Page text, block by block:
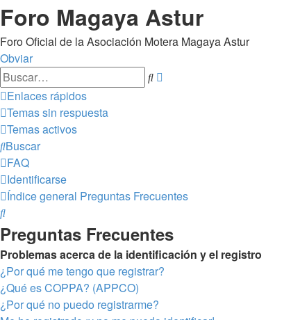
Foro Magaya Astur
Foro Oficial de la Asociación Motera Magaya Astur
Obviar
Buscar
Enlaces rápidos
Temas sin respuesta
Temas activos
Buscar
FAQ
Identificarse
Índice general Preguntas Frecuentes
Buscar
Preguntas Frecuentes
Problemas acerca de la identificación y el registro
¿Por qué me tengo que registrar?
¿Qué es COPPA? (APPCO)
¿Por qué no puedo registrarme?